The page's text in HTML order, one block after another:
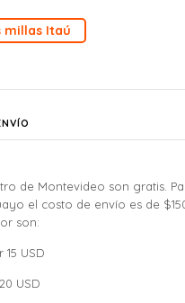
millas Itaú
de Montevideo son gratis.
el costo de envío es de
son:
USD
USD